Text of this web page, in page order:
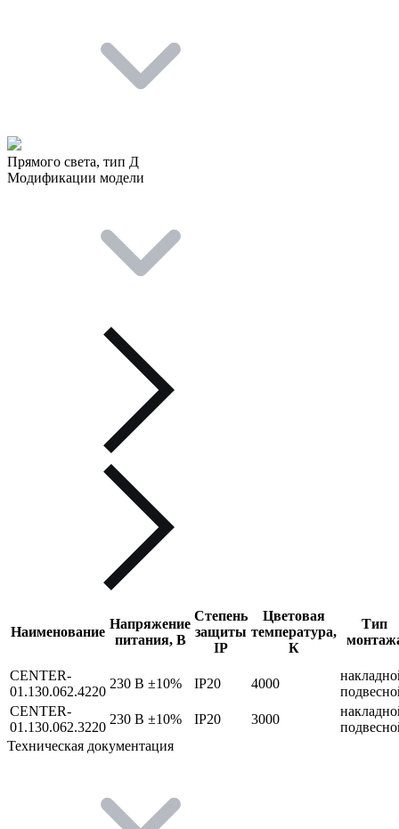
Прямого света, тип Д
Модификации модели
Наименование
Напряжение
питания, В
Степень
защиты
IP
Цветовая
температура,
К
Тип
CENTER-
01.130.062.4220
230 В ±10% IP20 4000
CENTER-
01.130.062.3220
230 В ±10% IP20 3000
Техническая документация